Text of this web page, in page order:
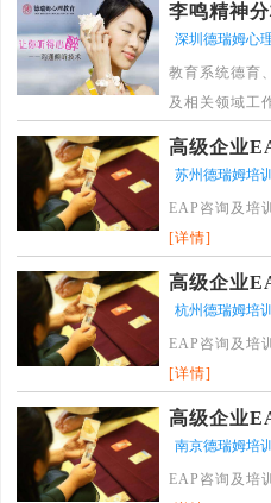
5.高等院校心
咨询研究服务
EAP服务相关
企业HR经理
[详情]
事心理咨询与
李鸣精神
深圳德瑞姆心
教育系统德育
及相关领域工
事心理咨询与
高级企业
苏州德瑞姆培
EAP咨询及培
[详情]
高级企业
杭州德瑞姆培
EAP咨询及培
[详情]
高级企业
南京德瑞姆培
EAP咨询及培